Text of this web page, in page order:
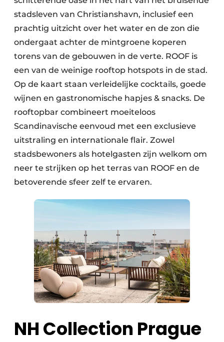
stadsleven van Christianshavn, inclusief een
prachtig uitzicht over het water en de zon die
ondergaat achter de mintgroene koperen
torens van de gebouwen in de verte. ROOF is
een van de weinige rooftop hotspots in de stad.
Op de kaart staan verleidelijke cocktails, goede
wijnen en gastronomische hapjes & snacks. De
rooftopbar combineert moeiteloos
Scandinavische eenvoud met een exclusieve
uitstraling en internationale flair. Zowel
stadsbewoners als hotelgasten zijn welkom om
neer te strijken op het terras van ROOF en de
betoverende sfeer zelf te ervaren.
NH Collection Prague